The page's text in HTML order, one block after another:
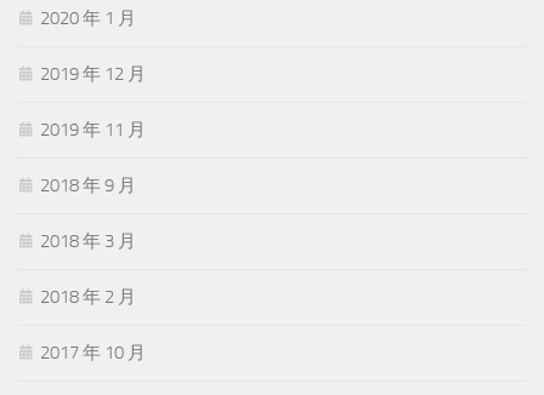
2020 年 1 月
2019 年 12 月
2019 年 11 月
2018 年 9 月
2018 年 3 月
2018 年 2 月
2017 年 10 月